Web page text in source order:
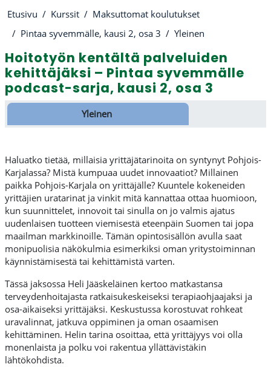
Etusivu Kurssit
Maksuttomat koulutukset
Pintaa syvemmälle, kausi 2, osa 3
Yleinen
Hoitotyön kentältä palveluiden
kehittäjäksi – Pintaa syvemmälle
podcast-sarja, kausi 2, osa 3
Osion ääriviiva
Yleinen
Haluatko tietää, millaisia yrittäjätarinoita on syntynyt Pohjois-
Karjalassa? Mistä kumpuaa uudet innovaatiot? Millainen
paikka Pohjois-Karjala on yrittäjälle? Kuuntele kokeneiden
yrittäjien uratarinat ja vinkit mitä kannattaa ottaa huomioon,
kun suunnittelet, innovoit tai sinulla on jo valmis ajatus
uudenlaisen tuotteen viemisestä eteenpäin Suomen tai jopa
maailman markkinoille. Tämän opintosisällön avulla saat
monipuolisia näkökulmia esimerkiksi oman yritystoiminnan
käynnistämisestä tai kehittämistä varten.
Tässä jaksossa Heli Jääskeläinen kertoo matkastansa
terveydenhoitajasta ratkaisukeskeiseksi terapiaohjaajaksi ja
osa-aikaiseksi yrittäjäksi. Keskustussa korostuvat rohkeat
uravalinnat, jatkuva oppiminen ja oman osaamisen
kehittäminen. Helin tarina osoittaa, että yrittäjyys voi olla
monenlaista ja polku voi rakentua yllättävistäkin
lähtökohdista.